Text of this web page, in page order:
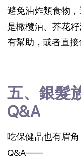
避免油炸類食物
是橄欖油、芥花
有幫助，或者直接
五、銀髮
Q&A
吃保健品也有眉
Q&A——